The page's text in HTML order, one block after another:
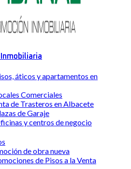
áticos y apartamentos en
Comerciales
de Trasteros en Albacete
de Garaje
y centros de negocio
de obra nueva
de Pisos a la Venta